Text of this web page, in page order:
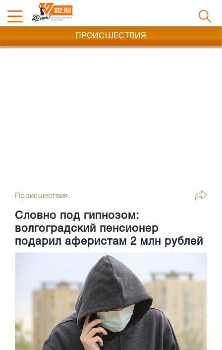
ПРОИСШЕСТВИЯ
Происшествия
Словно под гипнозом:
волгоградский пенсионер
подарил аферистам 2 млн рублей